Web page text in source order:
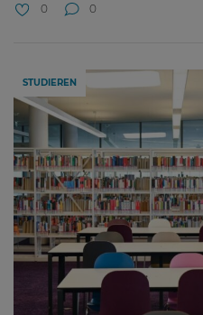
0 0
STUDIEREN